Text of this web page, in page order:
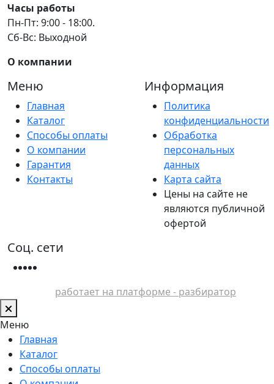
Часы работы
Пн-Пт: 9:00 - 18:00.
Сб-Вс: Выходной
О компании
Меню
Главная
Каталог
Способы оплаты
О компании
Гарантия
Контакты
Информация
Политика
конфиденциальности
Обработка
персональных
данных
Карта сайта
Цены на сайте не
являются публичной
офертой
Соц. сети
работает на платформе - разбиратор
Меню
Главная
Каталог
Способы оплаты